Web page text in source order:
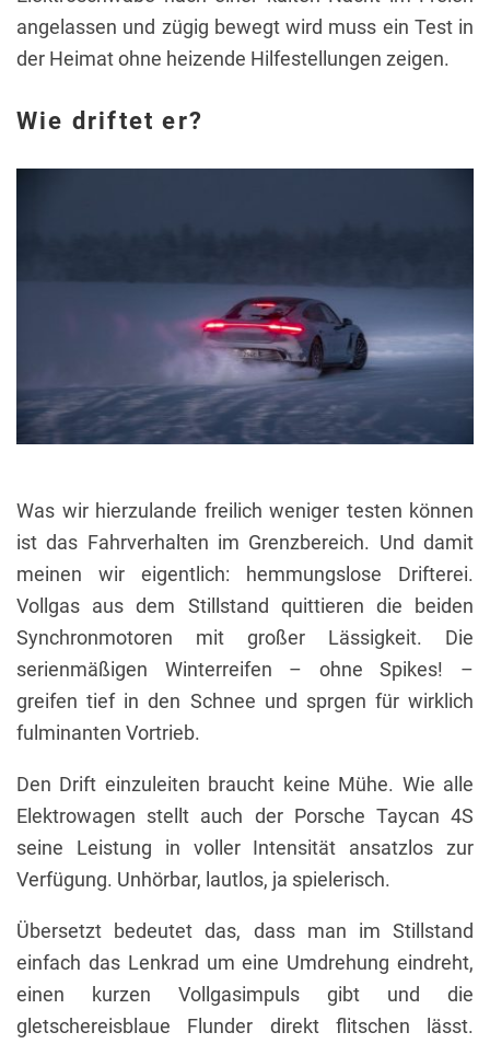
angelassen und zügig bewegt wird muss ein Test in
der Heimat ohne heizende Hilfestellungen zeigen.
Wie driftet er?
Was wir hierzulande freilich weniger testen können
ist das Fahrverhalten im Grenzbereich. Und damit
meinen wir eigentlich: hemmungslose Drifterei.
Vollgas aus dem Stillstand quittieren die beiden
Synchronmotoren mit großer Lässigkeit. Die
serienmäßigen Winterreifen – ohne Spikes! –
greifen tief in den Schnee und sprgen für wirklich
fulminanten Vortrieb.
Den Drift einzuleiten braucht keine Mühe. Wie alle
Elektrowagen stellt auch der Porsche Taycan 4S
seine Leistung in voller Intensität ansatzlos zur
Verfügung. Unhörbar, lautlos, ja spielerisch.
Übersetzt bedeutet das, dass man im Stillstand
einfach das Lenkrad um eine Umdrehung eindreht,
einen kurzen Vollgasimpuls gibt und die
gletschereisblaue Flunder direkt flitschen lässt.